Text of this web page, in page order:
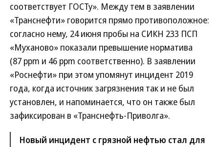
соответствует ГОСТу». Между тем в заявлении
«Транснефти» говорится прямо противоположное:
согласно нему, 24 июня пробы на СИКН 233 ПСП
«Муханово» показали превышение норматива
(87 ppm и 46 ppm соответственно). В заявлении
«Роснефти» при этом упомянут инцидент 2019
года, когда источник загрязнения так и не был
установлен, и напоминается, что он также был
зафиксирован в «Транснефть-Приволга».
Новый инцидент с грязной нефтью стал для